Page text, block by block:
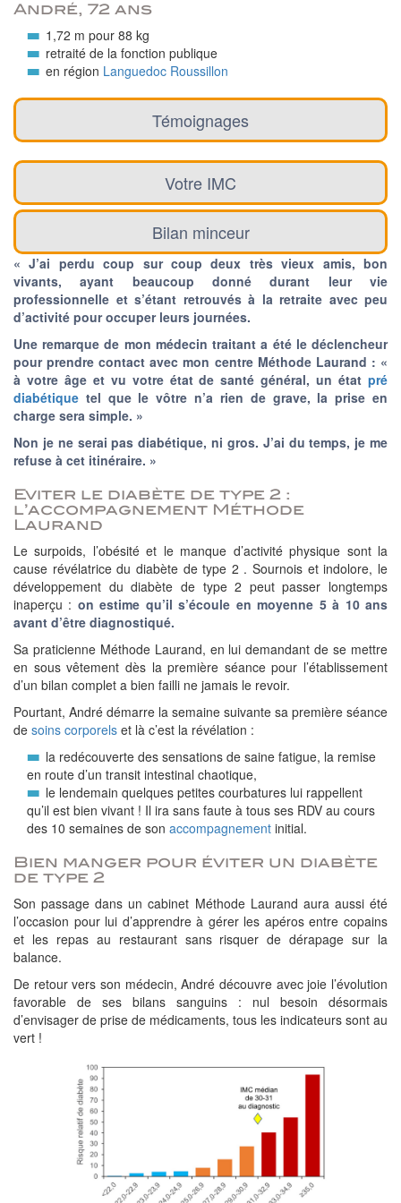
André, 72 ans
1,72 m pour 88 kg
retraité de la fonction publique
en région Languedoc Roussillon
Témoignages
Votre IMC
Bilan minceur
« J’ai perdu coup sur coup deux très vieux amis, bon
vivants, ayant beaucoup donné durant leur vie
professionnelle et s’étant retrouvés à la retraite avec peu
d’activité pour occuper leurs journées.
Une remarque de mon médecin traitant a été le déclencheur
pour prendre contact avec mon centre Méthode Laurand : «
à votre âge et vu votre état de santé général, un état pré
diabétique tel que le vôtre n’a rien de grave, la prise en
charge sera simple. »
Non je ne serai pas diabétique, ni gros. J’ai du temps, je me
refuse à cet itinéraire. »
Eviter le diabète de type 2 :
l’accompagnement Méthode
Laurand
Le surpoids, l’obésité et le manque d’activité physique sont la
cause révélatrice du diabète de type 2 . Sournois et indolore, le
développement du diabète de type 2 peut passer longtemps
inaperçu : on estime qu’il s’écoule en moyenne 5 à 10 ans
avant d’être diagnostiqué.
Sa praticienne Méthode Laurand, en lui demandant de se mettre
en sous vêtement dès la première séance pour l’établissement
d’un bilan complet a bien failli ne jamais le revoir.
Pourtant, André démarre la semaine suivante sa première séance
de soins corporels et là c’est la révélation :
la redécouverte des sensations de saine fatigue, la remise
en route d’un transit intestinal chaotique,
le lendemain quelques petites courbatures lui rappellent
qu’il est bien vivant ! Il ira sans faute à tous ses RDV au cours
des 10 semaines de son accompagnement initial.
Bien manger pour éviter un diabète
de type 2
Son passage dans un cabinet Méthode Laurand aura aussi été
l’occasion pour lui d’apprendre à gérer les apéros entre copains
et les repas au restaurant sans risquer de dérapage sur la
balance.
De retour vers son médecin, André découvre avec joie l’évolution
favorable de ses bilans sanguins : nul besoin désormais
d’envisager de prise de médicaments, tous les indicateurs sont au
vert !